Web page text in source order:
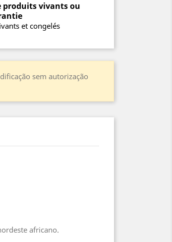
produits vivants ou
et congelés
sem autorização
africano.